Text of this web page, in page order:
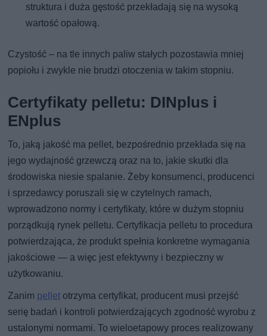
struktura i duża gęstość przekładają się na wysoką
wartość opałową.
Czystość – na tle innych paliw stałych pozostawia mniej
popiołu i zwykle nie brudzi otoczenia w takim stopniu.
Certyfikaty pelletu: DINplus i
ENplus
To, jaką jakość ma pellet, bezpośrednio przekłada się na
jego wydajność grzewczą oraz na to, jakie skutki dla
środowiska niesie spalanie. Żeby konsumenci, producenci
i sprzedawcy poruszali się w czytelnych ramach,
wprowadzono normy i certyfikaty, które w dużym stopniu
porządkują rynek pelletu. Certyfikacja pelletu to procedura
potwierdzająca, że produkt spełnia konkretne wymagania
jakościowe — a więc jest efektywny i bezpieczny w
użytkowaniu.
Zanim pellet otrzyma certyfikat, producent musi przejść
serię badań i kontroli potwierdzających zgodność wyrobu z
ustalonymi normami. To wieloetapowy proces realizowany